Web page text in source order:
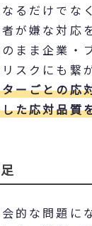
るだけでな
者が嫌な対応
まま企業・
スクにも繋
ーごとの応
た応対品質
的な問題に